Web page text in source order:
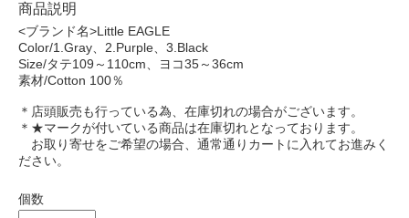
商品説明
<ブランド名>Little EAGLE
Color/1.Gray、2.Purple、3.Black
Size/タテ109～110cm、ヨコ35～36cm
素材/Cotton 100％
＊店頭販売も行っている為、在庫切れの場合がございます。
＊★マークが付いている商品は在庫切れとなっております。
お取り寄せをご希望の場合、通常通りカートに入れてお進みく
ださい。
個数